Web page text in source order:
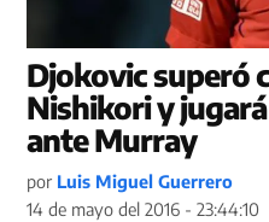
Djokovic superó
Nishikori y
ante Murray
por Luis Miguel Guerrero
14 de mayo del 2016 - 23:44:10